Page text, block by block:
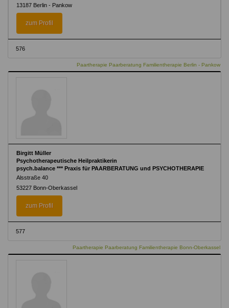
13187 Berlin - Pankow
zum Profil
576
Paartherapie Paarberatung Familientherapie Berlin - Pankow
Birgitt Müller
Psychotherapeutische Heilpraktikerin
psych.balance *** Praxis für PAARBERATUNG und PSYCHOTHERAPIE
Alsstraße 40
53227 Bonn-Oberkassel
zum Profil
577
Paartherapie Paarberatung Familientherapie Bonn-Oberkassel